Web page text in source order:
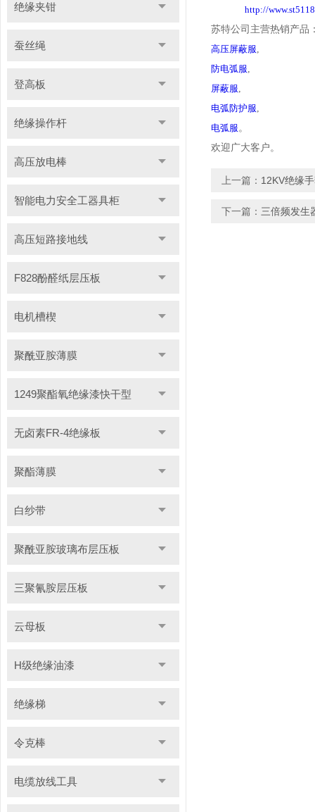
绝缘夹钳
蚕丝绳
登高板
绝缘操作杆
高压放电棒
智能电力安全工器具柜
高压短路接地线
F828酚醛纸层压板
电机槽楔
聚酰亚胺薄膜
1249聚酯氧绝缘漆快干型
无卤素FR-4绝缘板
聚酯薄膜
白纱带
聚酰亚胺玻璃布层压板
三聚氰胺层压板
云母板
H级绝缘油漆
绝缘梯
令克棒
电缆放线工具
http://
苏特公司主营热销产品
高压屏蔽服,
防电弧服,
屏蔽服,
电弧防护服,
电弧服。
欢迎广大客户。
上一篇： 12KV绝缘
下一篇： 三倍频发生